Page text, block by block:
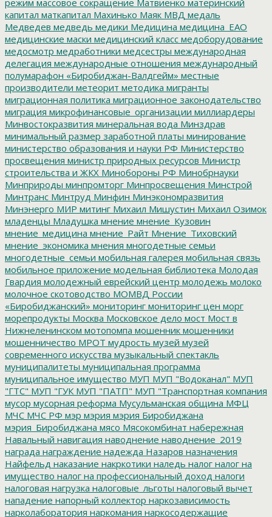
капитал маткапитал Махинько Маяк МВД медаль
Медведев медведь медики Медицина медицина_ЕАО
медицинские маски медицинский класс медоборудование
медосмотр медработники медсестры международная
делегация международные отношения международный
полумарафон «Биробиджан-Валдгейм» местные
производители метеорит методика мигранты
миграционная политика миграционное законодательство
миграция микрофинансовые_организации миллиардеры
Минвостокразвития минеральная вода Минздрав
минимальный размер заработной платы минирование
министерство образования и науки РФ Министерство
просвещения министр природных ресурсов Министр
строительства и ЖКХ Минобороны РФ Минобрнауки
Минприроды минпромторг Минпросвещения Минстрой
Минтранс Минтруд Минфин Минэкономразвития
Минэнерго МИР митинг Михаил Мишустин Михаил Озимок
младенцы Младушка мнение мнение_Кузовин
мнение_медицина мнение_Райт Мнение_Тиховский
мнение_экономика мнения многодетные семьи
многодетные_семьи мобильная галерея мобильная связь
мобильное приложение модельная библиотека Молодая
Гвардия молодежный еврейский центр молодежь молоко
молочное скотоводство МОМВД России
«Биробиджанский» мониторинг мониторинг цен морг
морепродукты Москва Московское дело мост Мост в
Нижнеленинском мотопомпа мошенник мошенники
мошенничество МРОТ мудрость музей музей
современного искусства музыкальный спектакль
муниципалитеты муниципальная программа
муниципальное имущество МУП МУП "Водоканал" МУП
"ГТС" МУП "ГУК МУП "ПАТП" МУП "Транспортная компания
мусор мусорная реформа Мусульманская община МФЦ
МЧС МЧС РФ мэр мэрия мэрия Биробиджана
мэрия_Биробиджана мясо Мясокомбинат набережная
Навальный навигация наводнение наводнение_2019
награда награждение надежда Назаров назначения
Найфельд наказание накркотики наледь налог налог на
имущество налог на профессиональный доход налоги
налоговая нагрузка налоговые_льготы налоговый вычет
нападение напорный коллектор наркозависимость
нарколаборатория наркомания наркосодержащие